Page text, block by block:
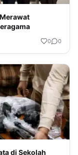
0 0
di Sekolah